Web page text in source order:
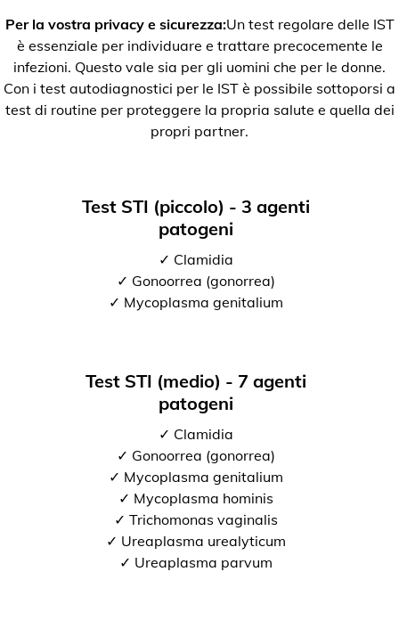
Per la vostra privacy e sicurezza:Un test regolare delle IST
è essenziale per individuare e trattare precocemente le
infezioni. Questo vale sia per gli uomini che per le donne.
Con i test autodiagnostici per le IST è possibile sottoporsi a
test di routine per proteggere la propria salute e quella dei
propri partner.
Test STI (piccolo) - 3 agenti
patogeni
✓ Clamidia
✓ Gonoorrea (gonorrea)
✓ Mycoplasma genitalium
Test STI (medio) - 7 agenti
patogeni
✓ Clamidia
✓ Gonoorrea (gonorrea)
✓ Mycoplasma genitalium
✓ Mycoplasma hominis
✓ Trichomonas vaginalis
✓ Ureaplasma urealyticum
✓ Ureaplasma parvum